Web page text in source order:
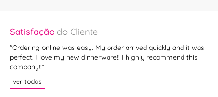
Satisfação do Cliente
"Ordering online was easy. My order arrived quickly and it was
perfect. I love my new dinnerware!! I highly recommend this
company!!"
ver todos